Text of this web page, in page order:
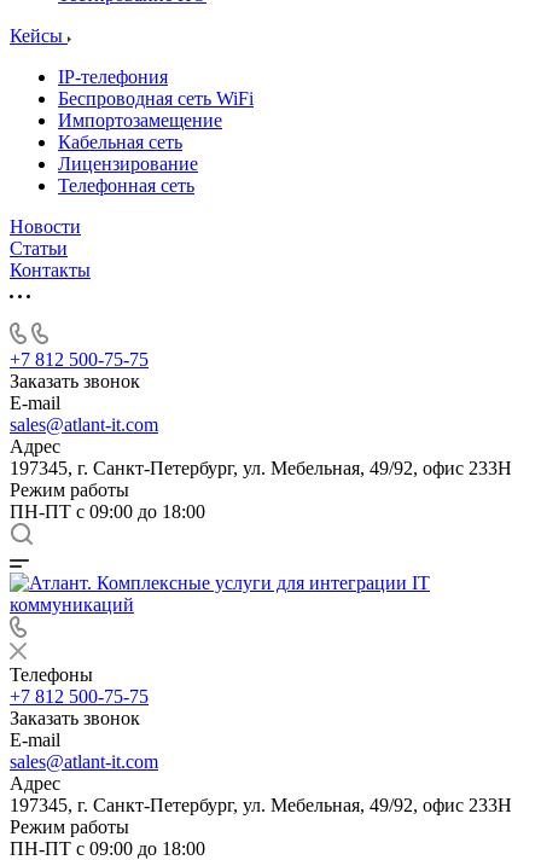
Кейсы
IP-телефония
Беспроводная сеть WiFi
Импортозамещение
Кабельная сеть
Лицензирование
Телефонная сеть
Новости
Статьи
Контакты
+7 812 500-75-75
Заказать звонок
E-mail
sales@atlant-it.com
Адрес
197345, г. Санкт-Петербург, ул. Мебельная, 49/92, офис 233Н
Режим работы
ПН-ПТ с 09:00 до 18:00
Телефоны
+7 812 500-75-75
Заказать звонок
E-mail
sales@atlant-it.com
Адрес
197345, г. Санкт-Петербург, ул. Мебельная, 49/92, офис 233Н
Режим работы
ПН-ПТ с 09:00 до 18:00